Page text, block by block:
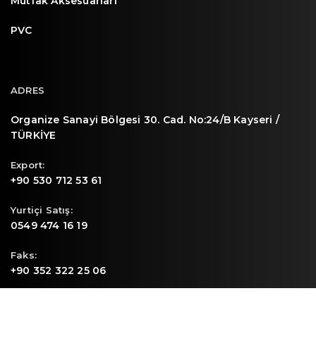
PVC
ADRES
Organize Sanayi Bölgesi 30. Cad. No:24/B Kayseri /
TÜRKİYE
Export:
+90 530 712 53 61
Yurtiçi Satış:
0549 474 16 19
Faks:
+90 352 322 25 06